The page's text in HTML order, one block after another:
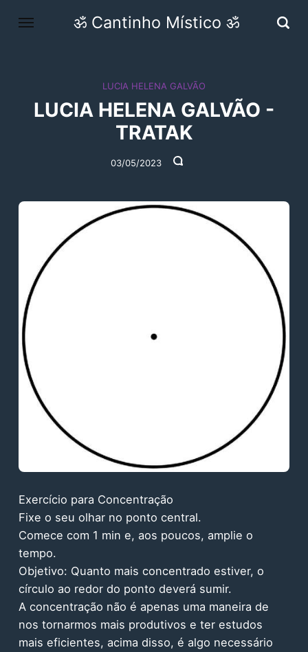
ॐ Cantinho Místico ॐ
LUCIA HELENA GALVÃO
LUCIA HELENA GALVÃO -
TRATAK
03/05/2023
Exercício para Concentração
Fixe o seu olhar no ponto central.
Comece com 1 min e, aos poucos, amplie o
tempo.
Objetivo: Quanto mais concentrado estiver, o
círculo ao redor do ponto deverá sumir.
A concentração não é apenas uma maneira de
nos tornarmos mais produtivos e ter estudos
mais eficientes, acima disso, é algo necessário